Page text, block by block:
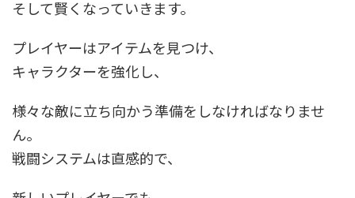
そして賢くなっていきます。
プレイヤーはアイテムを見つけ、
キャラクターを強化し、
様々な敵に立ち向かう準備をしなければなりませ
ん。
戦闘システムは直感的で、